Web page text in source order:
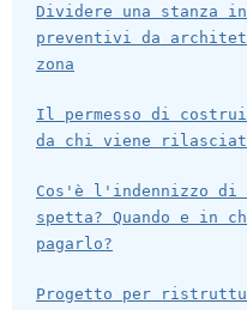
Dividere una stanza
preventivi da
zona
Il permesso di
da chi viene
Cos'è l'indennizzo di
spetta? Quando e in
pagarlo?
Progetto per